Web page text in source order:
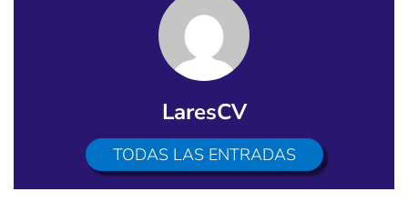
LaresCV
TODAS LAS ENTRADAS